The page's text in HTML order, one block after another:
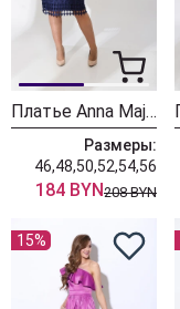
Платье Anna Majewska А038B
Размеры:
46,48,50,52,54,56
184 BYN208 BYN
15%